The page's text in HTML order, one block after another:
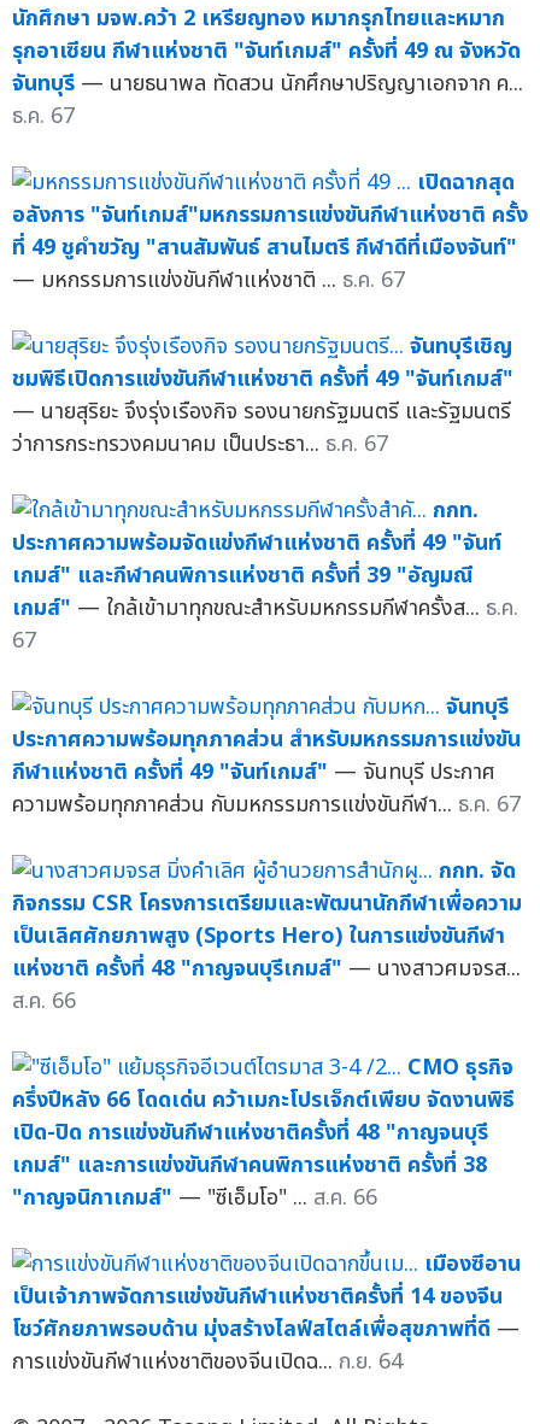
นักศึกษา มจพ.คว้า 2 เหรียญทอง หมากรุกไทยและหมาก
รุกอาเซียน กีฬาแห่งชาติ "จันท์เกมส์" ครั้งที่ 49 ณ จังหวัด
จันทบุรี — นายธนาพล ทัดสวน นักศึกษาปริญญาเอกจาก ค...
ธ.ค. 67
เปิดฉากสุด
อลังการ "จันท์เกมส์"มหกรรมการแข่งขันกีฬาแห่งชาติ ครั้ง
ที่ 49 ชูคำขวัญ "สานสัมพันธ์ สานไมตรี กีฬาดีที่เมืองจันท์"
— มหกรรมการแข่งขันกีฬาแห่งชาติ ... ธ.ค. 67
จันทบุรีเชิญ
ชมพิธีเปิดการแข่งขันกีฬาแห่งชาติ ครั้งที่ 49 "จันท์เกมส์"
— นายสุริยะ จึงรุ่งเรืองกิจ รองนายกรัฐมนตรี และรัฐมนตรี
ว่าการกระทรวงคมนาคม เป็นประธา... ธ.ค. 67
กกท.
ประกาศความพร้อมจัดแข่งกีฬาแห่งชาติ ครั้งที่ 49 "จันท์
เกมส์" และกีฬาคนพิการแห่งชาติ ครั้งที่ 39 "อัญมณี
เกมส์" — ใกล้เข้ามาทุกขณะสำหรับมหกรรมกีฬาครั้งส... ธ.ค.
67
จันทบุรี
ประกาศความพร้อมทุกภาคส่วน สำหรับมหกรรมการแข่งขัน
กีฬาแห่งชาติ ครั้งที่ 49 "จันท์เกมส์" — จันทบุรี ประกาศ
ความพร้อมทุกภาคส่วน กับมหกรรมการแข่งขันกีฬา... ธ.ค. 67
กกท. จัด
กิจกรรม CSR โครงการเตรียมและพัฒนานักกีฬาเพื่อความ
เป็นเลิศศักยภาพสูง (Sports Hero) ในการแข่งขันกีฬา
แห่งชาติ ครั้งที่ 48 "กาญจนบุรีเกมส์" — นางสาวศมจรส...
ส.ค. 66
CMO ธุรกิจ
ครึ่งปีหลัง 66 โดดเด่น คว้าเมกะโปรเจ็กต์เพียบ จัดงานพิธี
เปิด-ปิด การแข่งขันกีฬาแห่งชาติครั้งที่ 48 "กาญจนบุรี
เกมส์" และการแข่งขันกีฬาคนพิการแห่งชาติ ครั้งที่ 38
"กาญจนิกาเกมส์" — "ซีเอ็มโอ" ... ส.ค. 66
เมืองซีอาน
เป็นเจ้าภาพจัดการแข่งขันกีฬาแห่งชาติครั้งที่ 14 ของจีน
โชว์ศักยภาพรอบด้าน มุ่งสร้างไลฟ์สไตล์เพื่อสุขภาพที่ดี —
การแข่งขันกีฬาแห่งชาติของจีนเปิดฉ... ก.ย. 64